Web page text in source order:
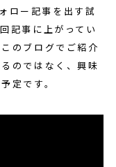
ー記事を出す試
記事に上がってい
のブログでご紹介
のではなく、興味
定です。